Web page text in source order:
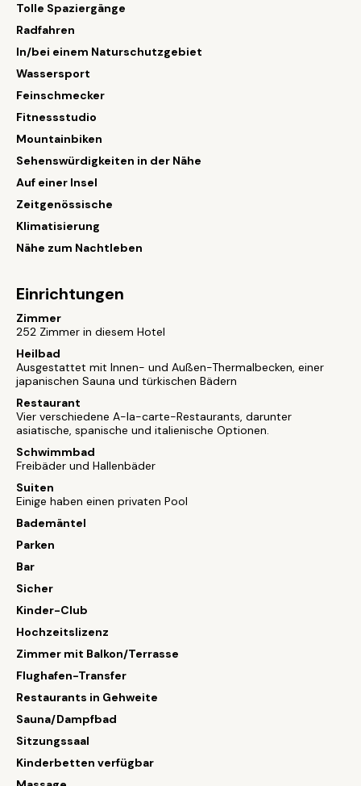
Tolle Spaziergänge
Radfahren
In/bei einem Naturschutzgebiet
Wassersport
Feinschmecker
Fitnessstudio
Mountainbiken
Sehenswürdigkeiten in der Nähe
Auf einer Insel
Zeitgenössische
Klimatisierung
Nähe zum Nachtleben
Einrichtungen
Zimmer
252 Zimmer in diesem Hotel
Heilbad
Ausgestattet mit Innen- und Außen-Thermalbecken, einer
japanischen Sauna und türkischen Bädern
Restaurant
Vier verschiedene A-la-carte-Restaurants, darunter
asiatische, spanische und italienische Optionen.
Schwimmbad
Freibäder und Hallenbäder
Suiten
Einige haben einen privaten Pool
Bademäntel
Parken
Bar
Sicher
Kinder-Club
Hochzeitslizenz
Zimmer mit Balkon/Terrasse
Flughafen-Transfer
Restaurants in Gehweite
Sauna/Dampfbad
Sitzungssaal
Kinderbetten verfügbar